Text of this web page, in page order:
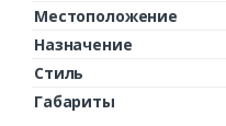
Местоположение
Назначение
Стиль
Габариты